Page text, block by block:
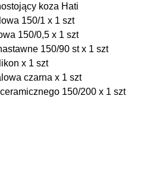
koza Hati
150/1 x 1 szt
150/0,5 x 1 szt
150/90 st x 1 szt
x 1 szt
czarna x 1 szt
150/200 x 1 szt